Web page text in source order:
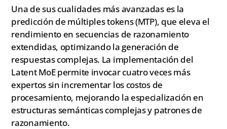
Una de sus cualidades más avanzadas es la
predicción de múltiples tokens (MTP), que eleva el
rendimiento en secuencias de razonamiento
extendidas, optimizando la generación de
respuestas complejas. La implementación del
Latent MoE permite invocar cuatro veces más
expertos sin incrementar los costos de
procesamiento, mejorando la especialización en
estructuras semánticas complejas y patrones de
razonamiento.